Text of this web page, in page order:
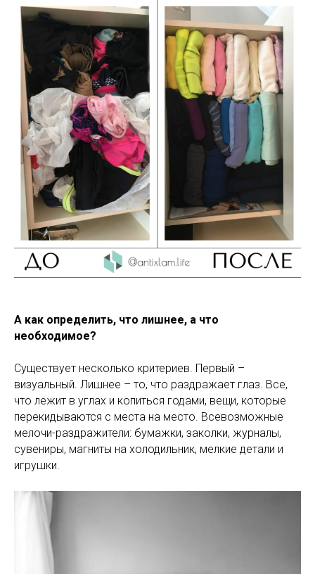
А как определить, что лишнее, а что
необходимое?
Существует несколько критериев. Первый –
визуальный. Лишнее – то, что раздражает глаз. Все,
что лежит в углах и копиться годами, вещи, которые
перекидываются с места на место. Всевозможные
мелочи-раздражители: бумажки, заколки, журналы,
сувениры, магниты на холодильник, мелкие детали и
игрушки.